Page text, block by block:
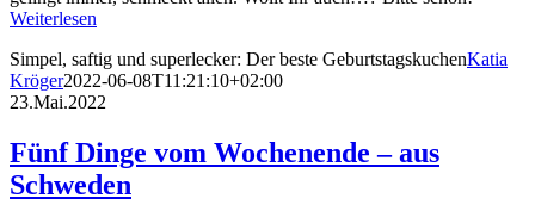
Weiterlesen
Simpel, saftig und superlecker: Der beste GeburtstagskuchenKatia
Kröger2022-06-08T11:21:10+02:00
23.Mai.2022
Fünf Dinge vom Wochenende – aus
Schweden